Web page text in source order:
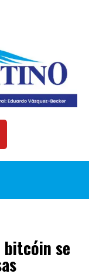
bitcóin se